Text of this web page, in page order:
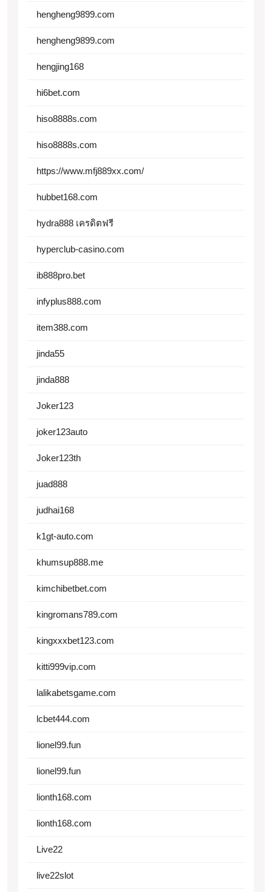
hengheng9899.com
hengheng9899.com
hengjing168
hi6bet.com
hiso8888s.com
hiso8888s.com
https://www.mfj889xx.com/
hubbet168.com
hydra888 เครดิตฟรี
hyperclub-casino.com
ib888pro.bet
infyplus888.com
item388.com
jinda55
jinda888
Joker123
joker123auto
Joker123th
juad888
judhai168
k1gt-auto.com
khumsup888.me
kimchibetbet.com
kingromans789.com
kingxxxbet123.com
kitti999vip.com
lalikabetsgame.com
lcbet444.com
lionel99.fun
lionel99.fun
lionth168.com
lionth168.com
Live22
live22slot